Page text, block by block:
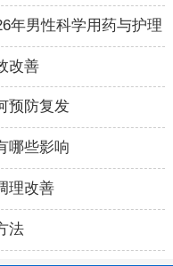
年男性科学用药与护理
改善
预防复发
哪些影响
理改善
法